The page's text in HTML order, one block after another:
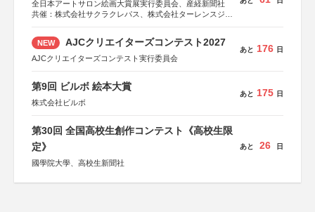
秋、ポプラ社、毎日新聞出版
全日本アートサロン絵画大賞展実行委員会、産経新聞社
共催：株式会社サクラクレパス、株式会社ターレンスジャ
NEW AJCクリエイターズコンテスト2027
AJCクリエイターズコンテスト実行委員会
あと 176 日
第9回 ビルボ 絵本大賞
株式会社ビルボ
あと 175 日
第30回 全国高校生創作コンテスト《高校生限
定》
國學院大學、高校生新聞社
あと 26 日